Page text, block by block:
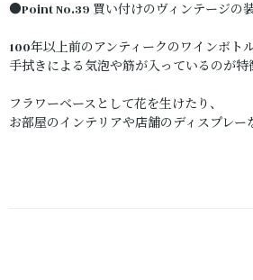
●Point No.39 買い付けのヴィンテージの装
100年以上前のアンティークのワインボトル
手拭きによる気泡や筋が入っているのが特
フラワーベースとして花を生けたり、
お部屋のインテリアや店舗のディスプレー